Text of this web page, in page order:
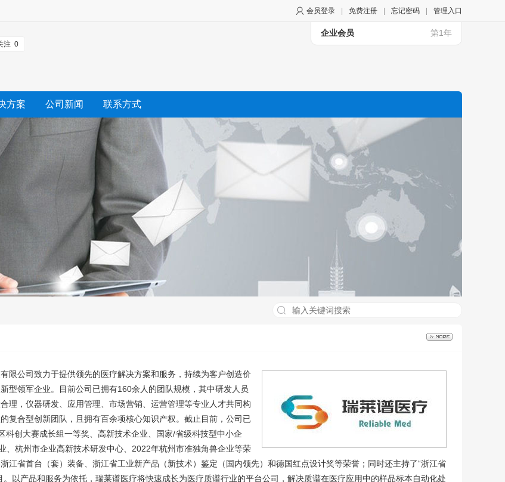
会员登录 免费注册 忘记密码 管理入口
企业会员 第1年
注 0
方案 公司新闻 联系方式
限公司致力于提供领先的医疗解决方案和服务，持续为客户创造价
型领军企业。目前公司已拥有160余人的团队规模，其中研发人员
理，仪器研发、应用管理、市场营销、运营管理等专业人才共同构
复合型创新团队，且拥有百余项核心知识产权。截止目前，公司已
科创大赛成长组一等奖、高新技术企业、国家/省级科技型中小企
、杭州市企业高新技术研发中心、2022年杭州市准独角兽企业等荣
江省首台（套）装备、浙江省工业新产品（新技术）鉴定（国内领先）和德国红点设计奖等荣誉；同时还主持了“浙江省
。以产品和服务为依托，瑞莱谱医疗将快速成长为医疗质谱行业的平台公司，解决质谱在医疗应用中的样品标本自动化处